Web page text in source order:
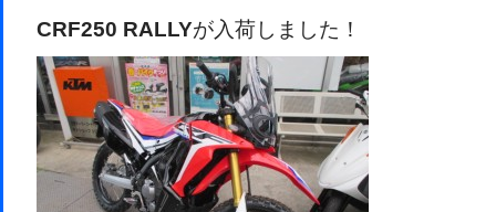
CRF250 RALLYが入荷しました！